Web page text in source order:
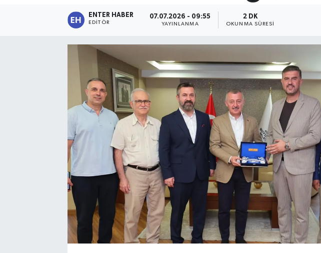
ENTER HABER
EDITÖR
07.07.2026 - 09:55
YAYINLANMA
2 DK
OKUNMA SÜRESI
KÜLTÜR SANAT